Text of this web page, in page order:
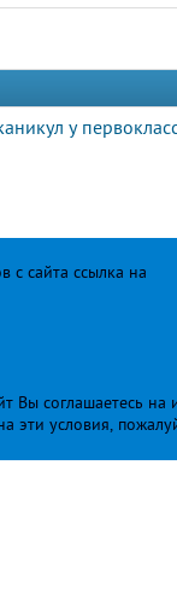
у
сайта ссылка на
Вы соглашаетесь
эти условия,